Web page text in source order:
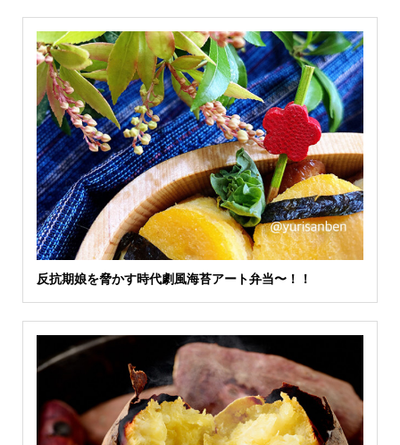
反抗期娘を脅かす時代劇風海苔アート弁当〜！！